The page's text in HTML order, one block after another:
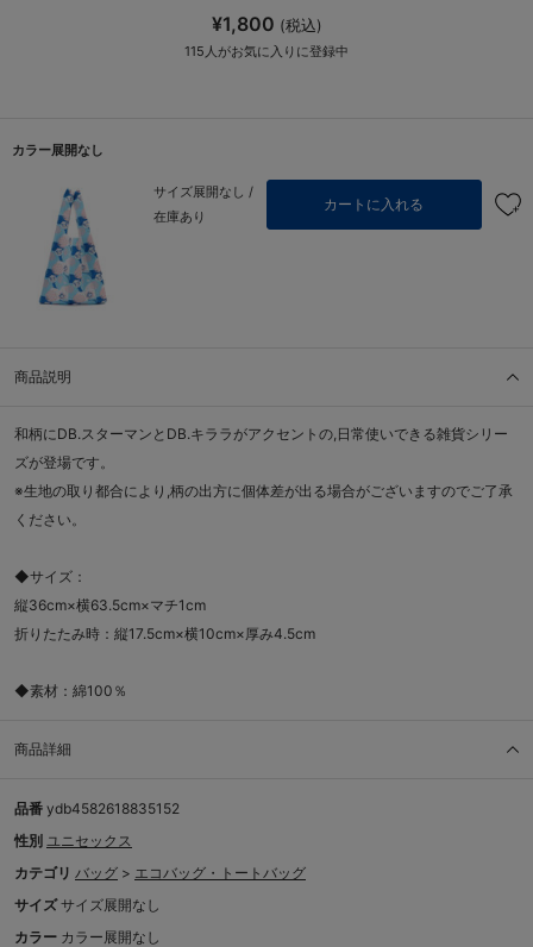
¥1,800 (税込)
115 人がお気に入りに登録中
カラー展開なし
サイズ展開なし /
在庫あり
カートに入れる
商品説明
和柄にDB.スターマンとDB.キララがアクセントの,日常使いできる雑貨シリー
ズが登場です。
※生地の取り都合により,柄の出方に個体差が出る場合がございますのでご了承
ください。
◆サイズ：
縦36cm×横63.5cm×マチ1cm
折りたたみ時：縦17.5cm×横10cm×厚み4.5cm
◆素材：綿100％
商品詳細
品番 ydb4582618835152
性別 ユニセックス
カテゴリ バッグ > エコバッグ・トートバッグ
サイズ サイズ展開なし
カラー カラー展開なし